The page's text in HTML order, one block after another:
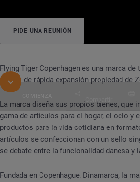
PIDE UNA REUNIÓN
COMIENZA
Contenido
Flying Tiger Copenhagen es una marca de
diseño de rápida expansión propiedad de
La marca diseña sus propios bienes, que
gama de artículos para el hogar, el ocio y
productos para la vida cotidiana en
artículos se confeccionan con un sello
se debate entre la funcionalidad danesa y
Fundada en Copenhague, Dinamarca, la